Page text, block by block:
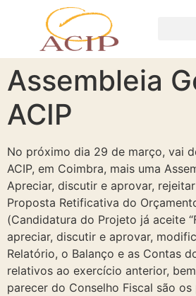
Assembleia
ACIP
No próximo dia 29 de março, vai
ACIP, em Coimbra, mais uma
Apreciar, discutir e aprovar,
Proposta Retificativa do
(Candidatura do Projeto já aceite
apreciar, discutir e aprovar,
Relatório, o Balanço e as Contas
relativos ao exercício anterior,
parecer do Conselho Fiscal são